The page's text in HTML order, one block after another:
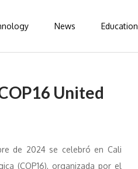
News Education
United
de 2024 se celebró en Cali
(COP16), organizada por el